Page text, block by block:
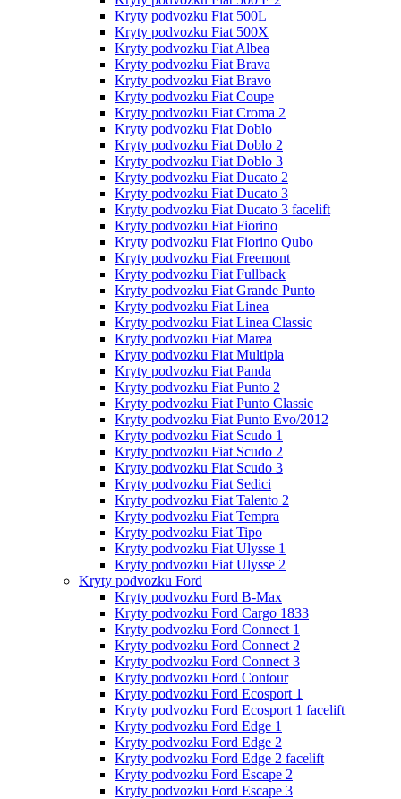
Kryty podvozku Fiat 500L
Kryty podvozku Fiat 500X
Kryty podvozku Fiat Albea
Kryty podvozku Fiat Brava
Kryty podvozku Fiat Bravo
Kryty podvozku Fiat Coupe
Kryty podvozku Fiat Croma 2
Kryty podvozku Fiat Doblo
Kryty podvozku Fiat Doblo 2
Kryty podvozku Fiat Doblo 3
Kryty podvozku Fiat Ducato 2
Kryty podvozku Fiat Ducato 3
Kryty podvozku Fiat Ducato 3 facelift
Kryty podvozku Fiat Fiorino
Kryty podvozku Fiat Fiorino Qubo
Kryty podvozku Fiat Freemont
Kryty podvozku Fiat Fullback
Kryty podvozku Fiat Grande Punto
Kryty podvozku Fiat Linea
Kryty podvozku Fiat Linea Classic
Kryty podvozku Fiat Marea
Kryty podvozku Fiat Multipla
Kryty podvozku Fiat Panda
Kryty podvozku Fiat Punto 2
Kryty podvozku Fiat Punto Classic
Kryty podvozku Fiat Punto Evo/2012
Kryty podvozku Fiat Scudo 1
Kryty podvozku Fiat Scudo 2
Kryty podvozku Fiat Scudo 3
Kryty podvozku Fiat Sedici
Kryty podvozku Fiat Talento 2
Kryty podvozku Fiat Tempra
Kryty podvozku Fiat Tipo
Kryty podvozku Fiat Ulysse 1
Kryty podvozku Fiat Ulysse 2
Kryty podvozku Ford
Kryty podvozku Ford B-Max
Kryty podvozku Ford Cargo 1833
Kryty podvozku Ford Connect 1
Kryty podvozku Ford Connect 2
Kryty podvozku Ford Connect 3
Kryty podvozku Ford Contour
Kryty podvozku Ford Ecosport 1
Kryty podvozku Ford Ecosport 1 facelift
Kryty podvozku Ford Edge 1
Kryty podvozku Ford Edge 2
Kryty podvozku Ford Edge 2 facelift
Kryty podvozku Ford Escape 2
Kryty podvozku Ford Escape 3